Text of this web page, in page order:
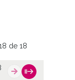
de 18